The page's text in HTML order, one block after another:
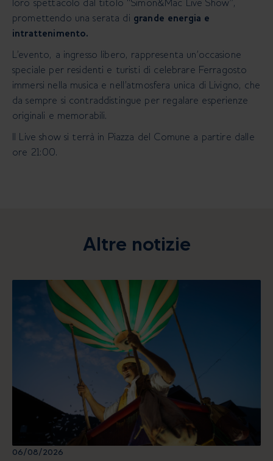
promettendo una serata di grande energia e
intrattenimento.
L’evento, a ingresso libero, rappresenta un’occasione
speciale per residenti e turisti di celebrare Ferragosto
immersi nella musica e nell’atmosfera unica di Livigno, che
da sempre si contraddistingue per regalare esperienze
originali e memorabili.
Il Live show si terrà in Piazza del Comune a partire dalle
ore 21:00.
Altre notizie
06/08/2026